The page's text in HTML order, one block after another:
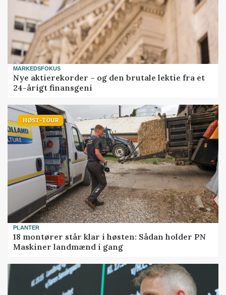
MARKEDSFOKUS
Nye aktierekorder – og den brutale lektie fra et
24-årigt finansgeni
HØST-TOUR
PLANTER
18 montører står klar i høsten: Sådan holder PN
Maskiner landmænd i gang